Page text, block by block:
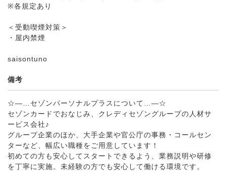
※各規定あり
＜受動喫煙対策＞
・屋内禁煙
saisontuno
備考
☆―…セゾンパーソナルプラスについて…―☆
セゾンカードでおなじみ、クレディセゾングループの人材サ
ービス会社♪
グループ企業のほか、大手企業や官公庁の事務・コールセン
ターなど、幅広い職種をご用意しています！
初めての方も安心してスタートできるよう、業務説明や研修
を丁寧に実施。未経験の方でも安心して働ける環境です。